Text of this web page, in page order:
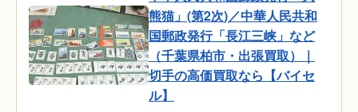
熊猫」(第2次)／中華人民共和
国郵政発行「長江三峡」など
（千葉県柏市・出張買取）｜
切手の高価買取なら【バイセ
ル】